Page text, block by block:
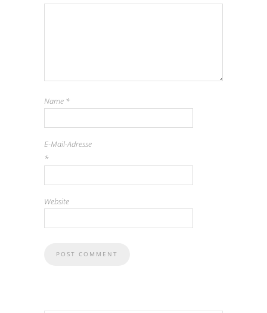
Name *
E-Mail-Adresse
*
Website